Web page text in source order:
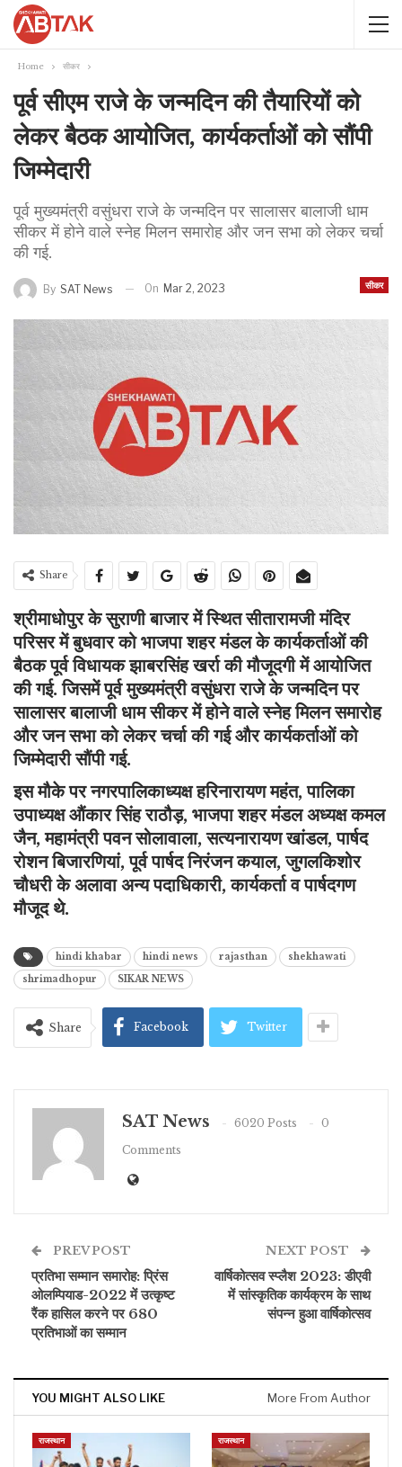
Home सीकर
पूर्व सीएम राजे के जन्मदिन की तैयारियों को
लेकर बैठक आयोजित, कार्यकर्ताओं को सौंपी
जिम्मेदारी
पूर्व मुख्यमंत्री वसुंधरा राजे के जन्मदिन पर सालासर बालाजी धाम
सीकर में होने वाले स्नेह मिलन समारोह और जन सभा को लेकर चर्चा
की गई.
सीकर
By SAT News On Mar 2, 2023
Share
श्रीमाधोपुरकेसुराणी बाजार में स्थित सीतारामजी मंदिर
परिसर में बुधवार को भाजपा शहर मंडल के कार्यकर्ताओं की
बैठक पूर्व विधायक झाबरसिंह खर्रा की मौजूदगी में आयोजित
की गई. जिसमें पूर्व मुख्यमंत्री वसुंधरा राजे के जन्मदिन पर
सालासर बालाजी धाम सीकर में होने वाले स्नेह मिलन समारोह
और जन सभा को लेकर चर्चा की गई और कार्यकर्ताओं को
जिम्मेदारी सौंपी गई.
इस मौके पर नगरपालिकाध्यक्ष हरिनारायण महंत, पालिका
उपाध्यक्ष औंकार सिंह राठौड़, भाजपा शहर मंडल अध्यक्ष कमल
जैन, महामंत्री पवन सोलावाला, सत्यनारायण खांडल, पार्षद
रोशन बिजारणियां, पूर्व पार्षद निरंजन कयाल, जुगलकिशोर
चौधरी के अलावा अन्य पदाधिकारी, कार्यकर्ता व पार्षदगण
मौजूद थे.
hindi khabar hindi news rajasthan
shekhawati
shrimadhopur
SIKAR NEWS
Share Facebook Twitter
SAT News 6020 Posts
0
Comments
PREV POST
प्रतिभा सम्मान समारोह: प्रिंस
ओलम्पियाड-2022 में उत्कृष्ट
रैंक हासिल करने पर 680
प्रतिभाओं का सम्मान
NEXT POST
वार्षिकोत्सव स्प्लैश 2023: डीएवी
में सांस्कृतिक कार्यक्रम के साथ
संपन्न हुआ वार्षिकोत्सव
YOU MIGHT ALSO LIKE More From Author
राजस्थान राजस्थान